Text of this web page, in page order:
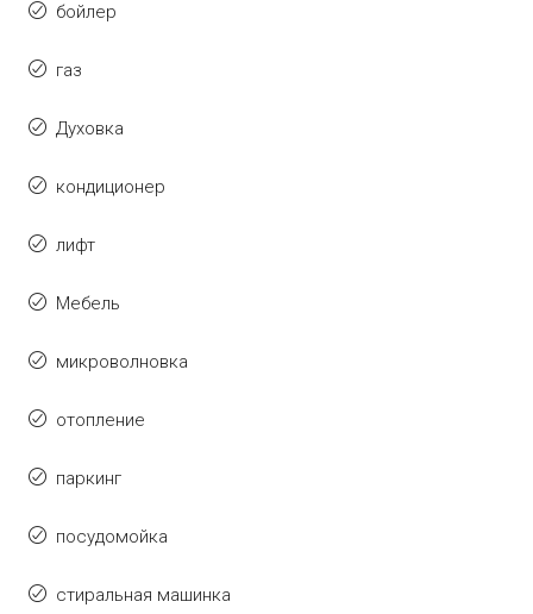
бойлер
газ
Духовка
кондиционер
лифт
Мебель
микроволновка
отопление
паркинг
посудомойка
стиральная машинка